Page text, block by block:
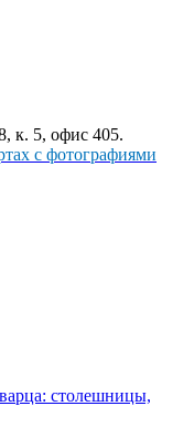
к. 5, офис 405.
с фотографиями